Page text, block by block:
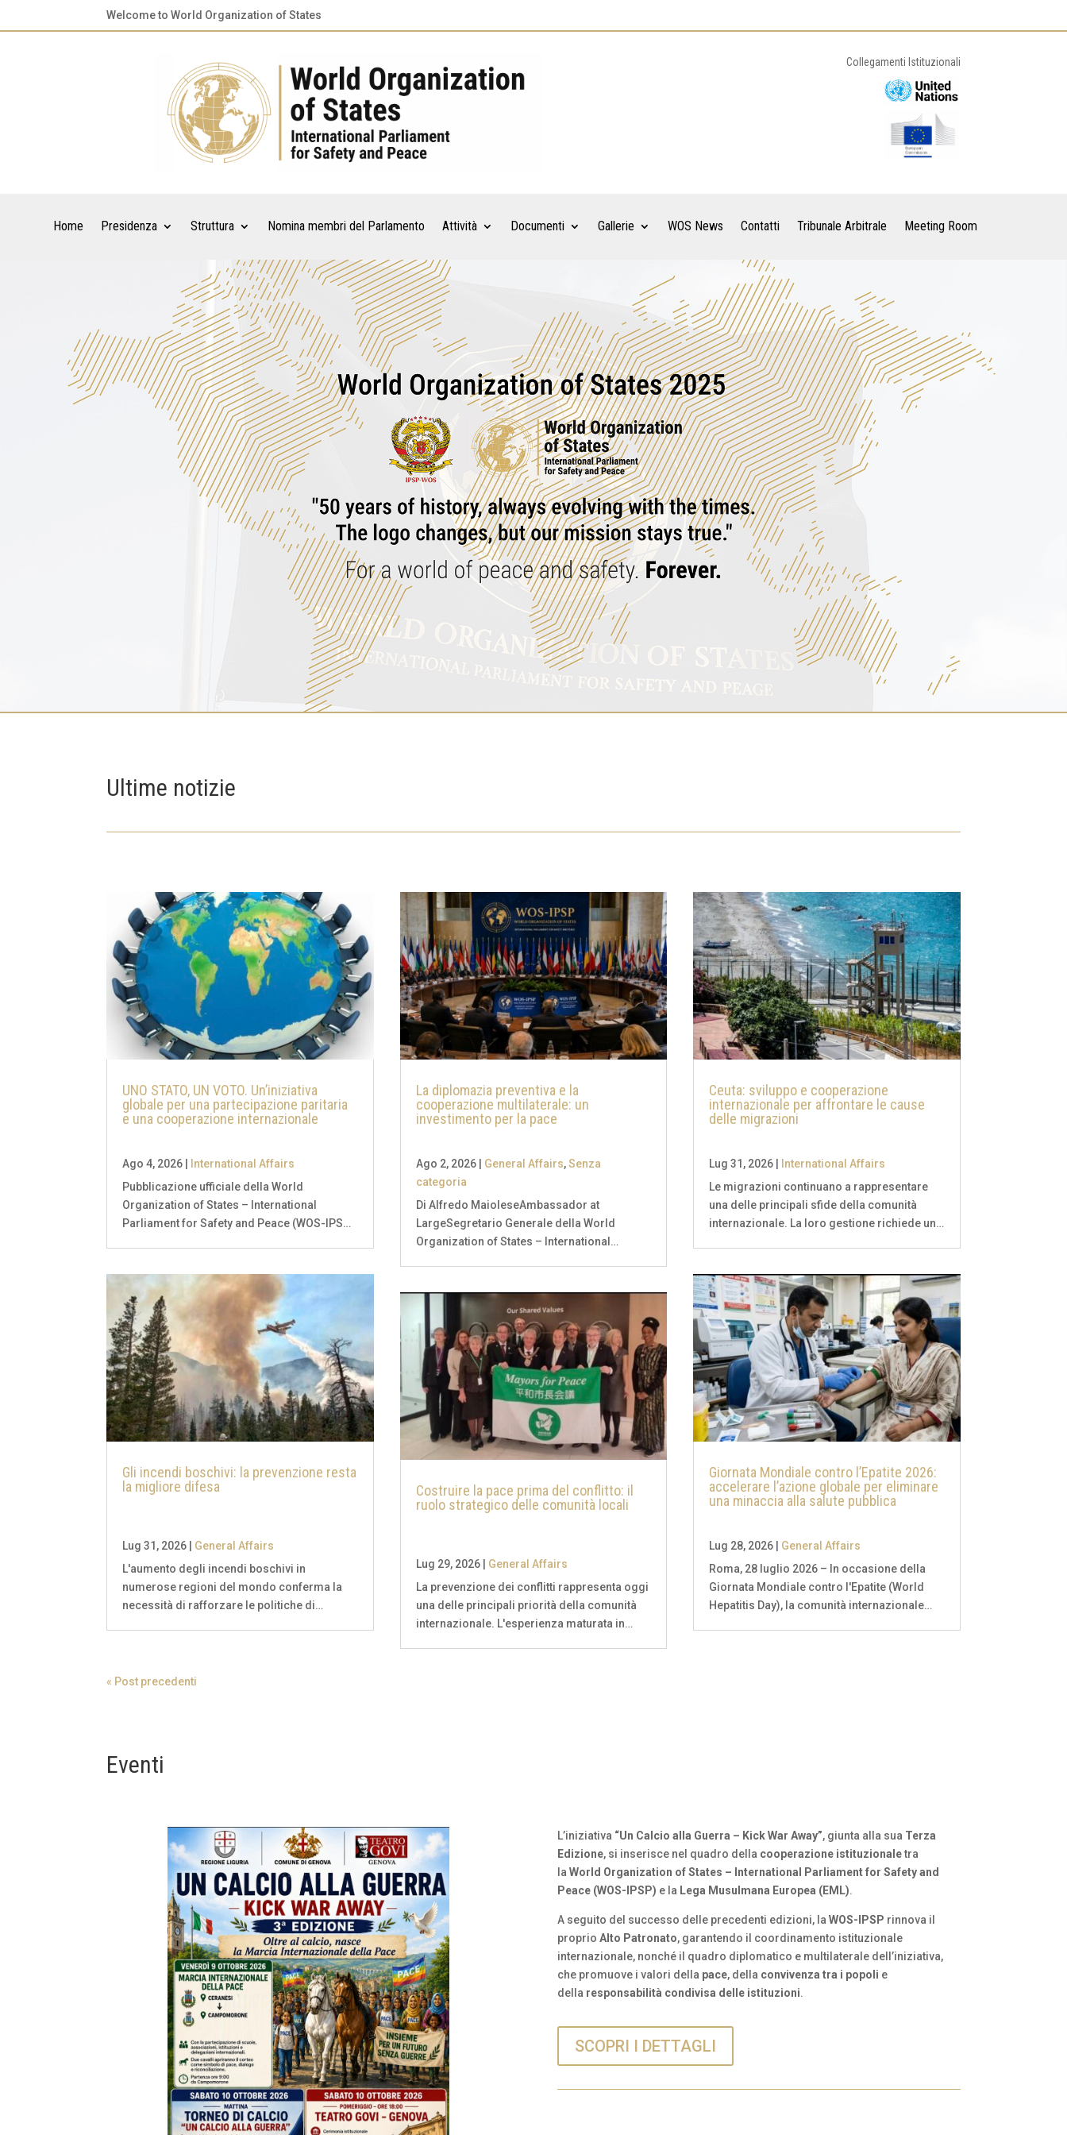
Welcome to World Organization of States
Collegamenti Istituzionali
Home Presidenza Struttura Nomina membri del Parlamento Attività Documenti Gallerie WOS News Contatti Tribunale Arbitrale Meeting Room
Ultime notizie
UNO STATO, UN VOTO. Un’iniziativa
globale per una partecipazione paritaria
e una cooperazione internazionale
Ago 4, 2026
International Affairs
Pubblicazione ufficiale della World
Organization of States – International
Parliament for Safety and Peace (WOS-IPSP)
One Vote Initiative" è disponibile sul blog
istituzionale...
Gli incendi boschivi: la prevenzione resta
la migliore difesa
Lug 31, 2026
General Affairs
L'aumento degli incendi boschivi in
numerose regioni del mondo conferma la
necessità di rafforzare le politiche di
Nazioni Unite hanno ribadito che...
La diplomazia preventiva e la
cooperazione multilaterale: un
investimento per la pace
Ago 2, 2026| General Affairs,Senza
categoria
Di Alfredo MaioleseAmbassador at
LargeSegretario Generale della World
Organization of States – International
complesso, la prevenzione dei conflitti
rappresenta una delle principali...
Costruire la pace prima del conflitto: il
ruolo strategico delle comunità locali
Lug 29, 2026| General Affairs
La prevenzione dei conflitti rappresenta oggi
una delle principali priorità della comunità
internazionale. L'esperienza maturata in
Ceuta: sviluppo e cooperazione
internazionale per affrontare le cause
delle migrazioni
Lug 31, 2026|
International Affairs
Le migrazioni continuano a rappresentare
una delle principali sfide della comunità
internazionale. La loro gestione richiede un
proprie frontiere, il rispetto della dignità
della...
Giornata Mondiale contro l’Epatite 2026:
accelerare l’azione globale per eliminare
una minaccia alla salute pubblica
Lug 28, 2026| General Affairs
Roma, 28 luglio 2026 – In occasione della
Giornata Mondiale contro l'Epatite (World
Hepatitis Day), la comunità internazionale
« Post precedenti
Eventi
L’iniziativa “Un Calcio alla Guerra – Kick War Away”, giunta alla sua Terza
Edizione, si inserisce nel quadro della cooperazione istituzionaletra
la World Organization of States – International Parliament for Safety and
Peace (WOS-IPSP) e la Lega Musulmana Europea (EML).
A seguito del successo delle precedenti edizioni, la WOS-IPSP rinnova il
proprio Alto Patronato, garantendo il coordinamento istituzionale
internazionale, nonché il quadro diplomatico e multilaterale dell’iniziativa,
che promuove i valori della pace, della convivenza tra i popoli e
della responsabilità condivisa delle istituzioni.
SCOPRI I DETTAGLI